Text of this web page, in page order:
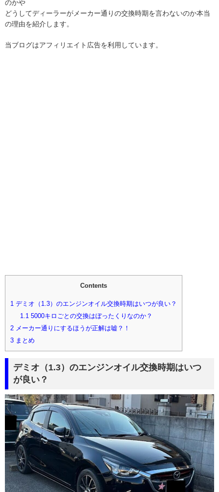
のかや
どうしてディーラーがメーカー通りの交換時期を言わないのか本当
の理由を紹介します。
当ブログはアフィリエイト広告を利用しています。
Contents
1 デミオ（1.3）のエンジンオイル交換時期はいつが良い？
1.1 5000キロごとの交換はぼったくりなのか？
2 メーカー通りにするほうが正解は嘘？！
3 まとめ
デミオ（1.3）のエンジンオイル交換時期はいつ
が良い？